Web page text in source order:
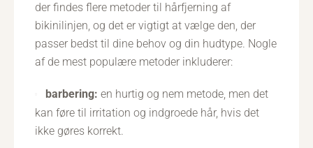
der findes flere metoder til hårfjerning af
bikinilinjen, og det er vigtigt at vælge den, der
passer bedst til dine behov og din hudtype. Nogle
af de mest populære metoder inkluderer:
barbering: en hurtig og nem metode, men det
kan føre til irritation og indgroede hår, hvis det
ikke gøres korrekt.